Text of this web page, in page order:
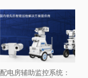
配电房辅助监控系统：